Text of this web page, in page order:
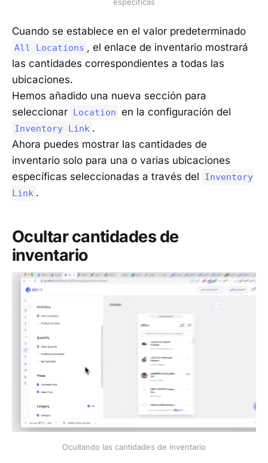
Cuando se establece en el valor predeterminado
All Locations , el enlace de inventario mostrará
las cantidades correspondientes a todas las
ubicaciones.
Hemos añadido una nueva sección para
seleccionar Location en la configuración del
Inventory Link .
Ahora puedes mostrar las cantidades de
inventario solo para una o varias ubicaciones
específicas seleccionadas a través del
Inventory
Link .
Ocultar cantidades de
inventario
Ocultando las cantidades de inventario